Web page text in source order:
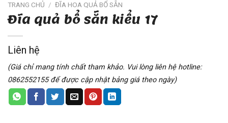
TRANG CHỦ / ĐĨA HOA QUẢ BỔ SẴN
Đĩa quả bổ sẵn kiểu 17
Liên hệ
(Giá chỉ mang tính chất tham khảo. Vui lòng liên hệ hotline:
0862552155 để được cập nhật bảng giá theo ngày)